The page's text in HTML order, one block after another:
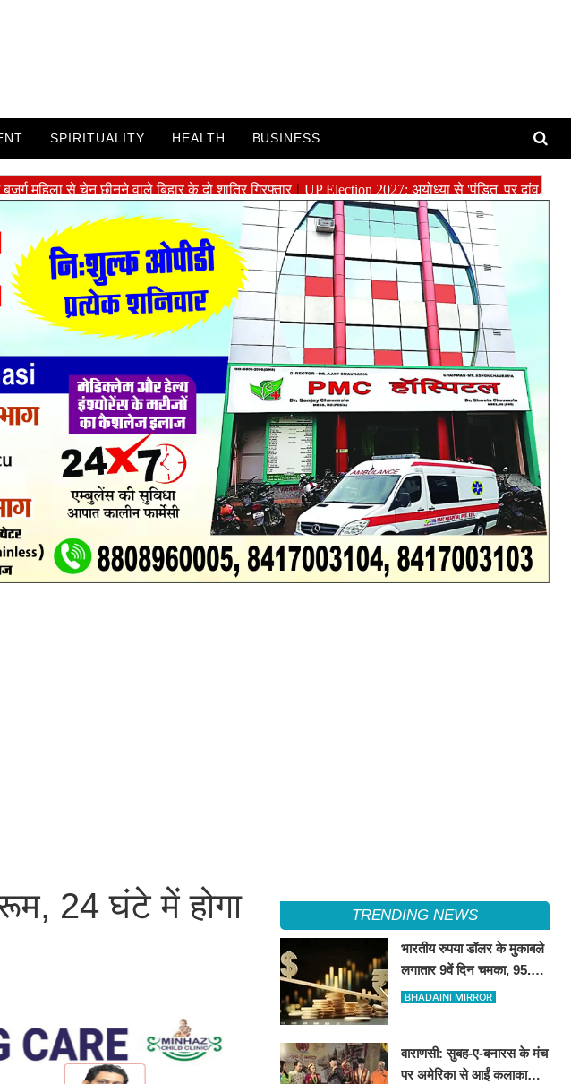
SPIRITUALITY HEALTH BUSINESS
24 घंटे में होगा
TRENDING NEWS
भारतीय रुपया डॉलर के मुकाबले
लगातार 9वें दिन चमका, 95.08
के स्तर पर बंद; 1 साल की
BHADAINI MIRROR
वाराणसी: सुबह-ए-बनारस के मंच
पर अमेरिका से आईं कलाकारों ने